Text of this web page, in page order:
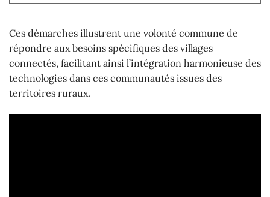
Ces démarches illustrent une volonté commune de
répondre aux besoins spécifiques des villages
connectés, facilitant ainsi l’intégration harmonieuse des
technologies dans ces communautés issues des
territoires ruraux.